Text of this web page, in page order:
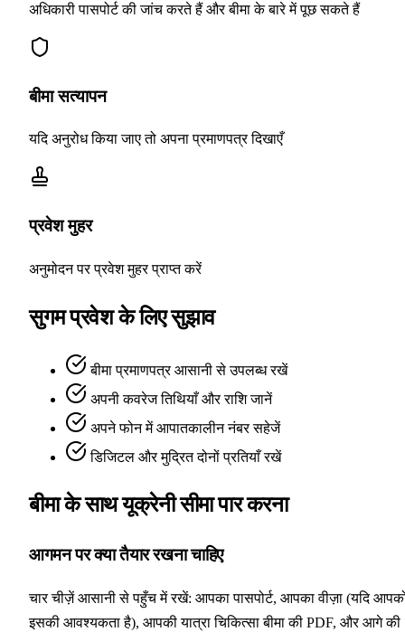
अधिकारी पासपोर्ट की जांच करते हैं और बीमा के बारे में पूछ सकते हैं
बीमा सत्यापन
यदि अनुरोध किया जाए तो अपना प्रमाणपत्र दिखाएँ
प्रवेश मुहर
अनुमोदन पर प्रवेश मुहर प्राप्त करें
सुगम प्रवेश के लिए सुझाव
बीमा प्रमाणपत्र आसानी से उपलब्ध रखें
अपनी कवरेज तिथियाँ और राशि जानें
अपने फोन में आपातकालीन नंबर सहेजें
डिजिटल और मुद्रित दोनों प्रतियाँ रखें
बीमा के साथ यूक्रेनी सीमा पार करना
आगमन पर क्या तैयार रखना चाहिए
चार चीज़ें आसानी से पहुँच में रखें: आपका पासपोर्ट, आपका वीज़ा (यदि
इसकी आवश्यकता है), आपकी यात्रा चिकित्सा बीमा की PDF, और आगे की